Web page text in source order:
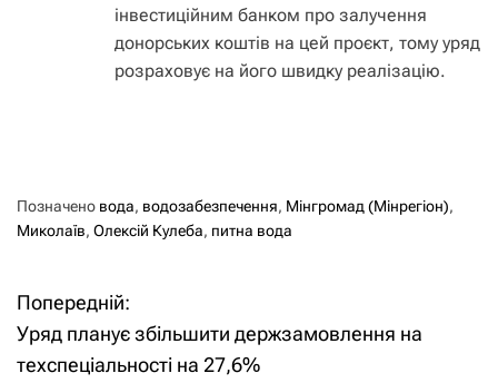
інвестиційним банком про залучення
донорських коштів на цей проєкт, тому уряд
розраховує на його швидку реалізацію.
Позначено вода, водозабезпечення, Мінгромад (Мінрегіон),
Миколаїв, Олексій Кулеба, питна вода
Н
а
Попередній:
Уряд планує збільшити держзамовлення на
техспеціальності на 27,6%